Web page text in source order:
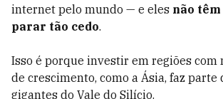
internet pelo mundo — e eles não
parar tão cedo.
Isso é porque investir em regiões
de crescimento, como a Ásia, faz parte
gigantes do Vale do Silício.